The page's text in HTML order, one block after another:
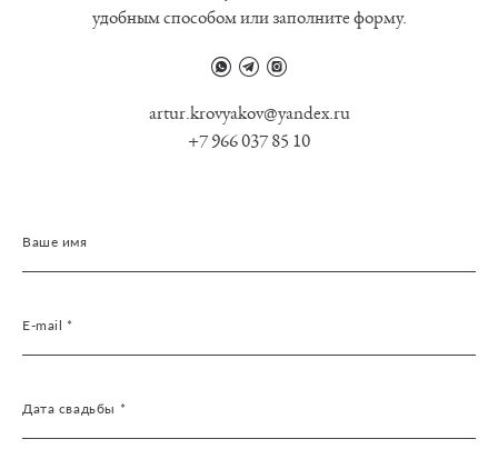
удобным способом или заполните форму.
artur.krovyakov@yandex.ru
+7 966 037 85 10
Ваше имя
E-mail *
Дата свадьбы *